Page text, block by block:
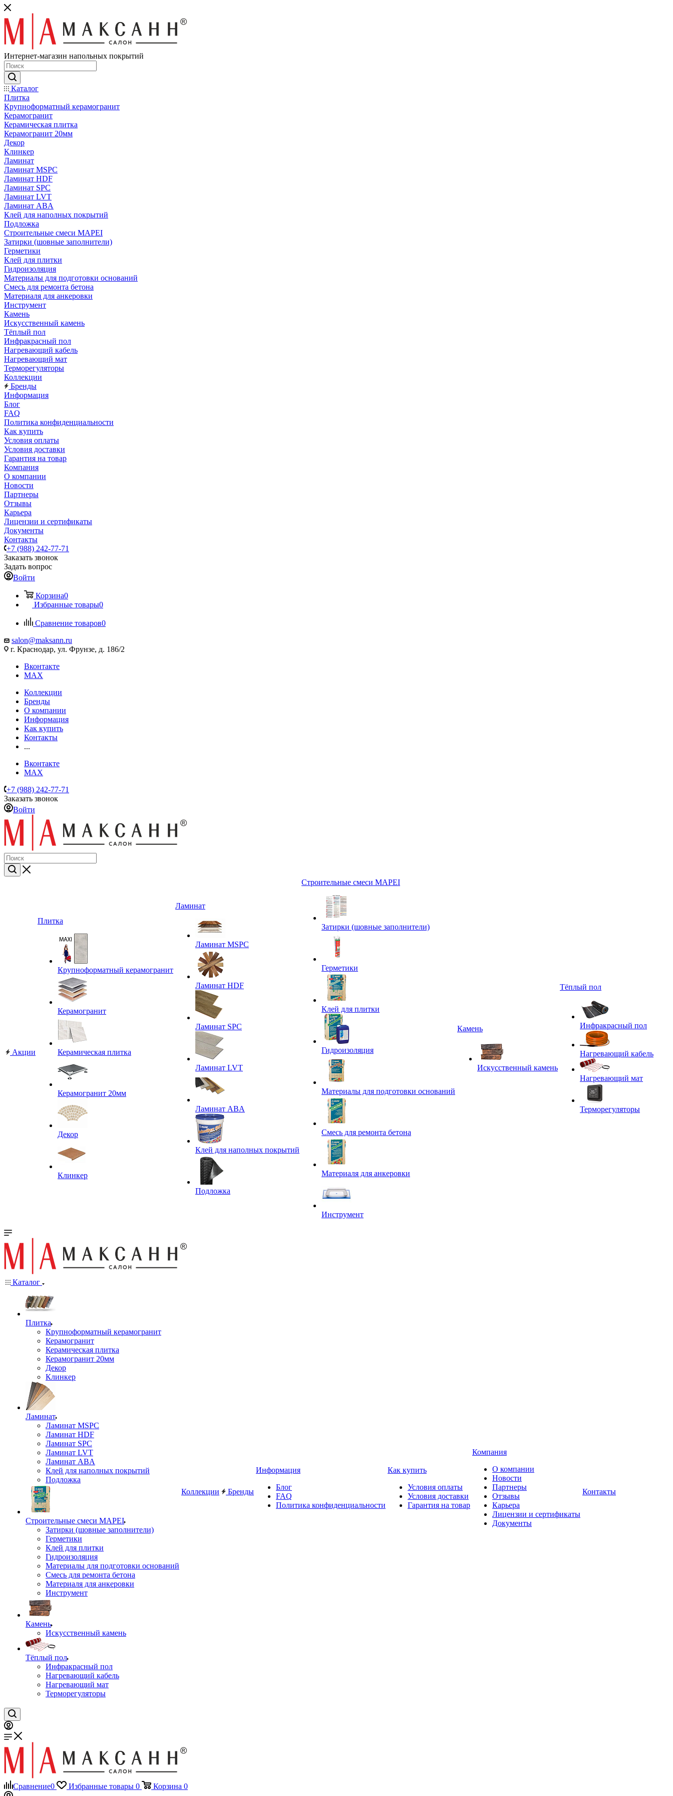
Интернет-магазин напольных покрытий
Каталог
Плитка
Крупноформатный керамогранит
Керамогранит
Керамическая плитка
Керамогранит 20мм
Декор
Клинкер
Ламинат
Ламинат MSPC
Ламинат HDF
Ламинат SPC
Ламинат LVT
Ламинат ABA
Клей для наполных покрытий
Подложка
Строительные смеси MAPEI
Затирки (шовные заполнители)
Герметики
Клей для плитки
Гидроизоляция
Материалы для подготовки оснований
Смесь для ремонта бетона
Материаля для анкеровки
Инструмент
Камень
Искусственный камень
Тёплый пол
Инфракрасный пол
Нагревающий кабель
Нагревающий мат
Терморегуляторы
Коллекции
Бренды
Информация
Блог
FAQ
Политика конфиденциальности
Как купить
Условия оплаты
Условия доставки
Гарантия на товар
Компания
О компании
Новости
Партнеры
Отзывы
Карьера
Лицензии и сертификаты
Документы
Контакты
+7 (988) 242-77-71
Заказать звонок
Задать вопрос
Войти
Корзина0
Избранные товары0
Сравнение товаров0
salon@maksann.ru
г. Краснодар, ул. Фрунзе, д. 186/2
Вконтакте
MAX
Коллекции
Бренды
О компании
Информация
Как купить
Контакты
...
Вконтакте
MAX
+7 (988) 242-77-71
Заказать звонок
Войти
Акции
Плитка
Крупноформатный керамогранит
Керамогранит
Керамическая плитка
Керамогранит 20мм
Декор
Клинкер
Ламинат
Ламинат MSPC
Ламинат HDF
Ламинат SPC
Ламинат LVT
Ламинат ABA
Клей для наполных покрытий
Подложка
Строительные смеси MAPEI
Затирки (шовные заполнители)
Герметики
Клей для плитки
Гидроизоляция
Материалы для подготовки оснований
Смесь для ремонта бетона
Материаля для анкеровки
Инструмент
Камень
Искусственный камень
Тёплый пол
Инфракрасный пол
Нагревающий кабель
Нагревающий мат
Терморегуляторы
Каталог
Плитка
Крупноформатный керамогранит
Керамогранит
Керамическая плитка
Керамогранит 20мм
Декор
Клинкер
Ламинат
Ламинат MSPC
Ламинат HDF
Ламинат SPC
Ламинат LVT
Ламинат ABA
Клей для наполных покрытий
Подложка
Строительные смеси MAPEI
Затирки (шовные заполнители)
Герметики
Клей для плитки
Гидроизоляция
Материалы для подготовки оснований
Смесь для ремонта бетона
Материаля для анкеровки
Инструмент
Камень
Искусственный камень
Тёплый пол
Инфракрасный пол
Нагревающий кабель
Нагревающий мат
Терморегуляторы
Коллекции Бренды
Информация
Блог
FAQ
Политика конфиденциальности
Как купить
Условия оплаты
Условия доставки
Гарантия на товар
Компания
О компании
Новости
Партнеры
Отзывы
Карьера
Лицензии и сертификаты
Документы
Контакты
Сравнение0 Избранные товары 0 Корзина 0